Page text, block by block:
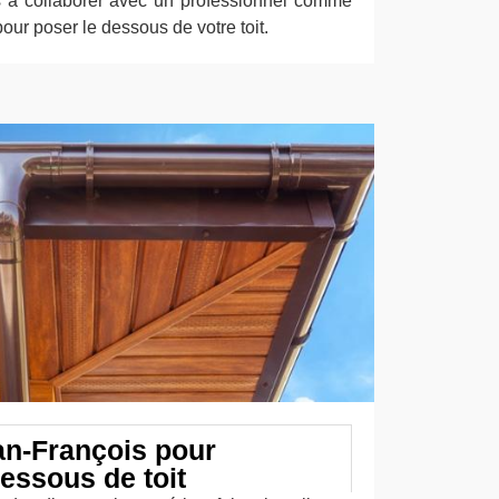
poser le dessous de votre toit.
François pour
de toit